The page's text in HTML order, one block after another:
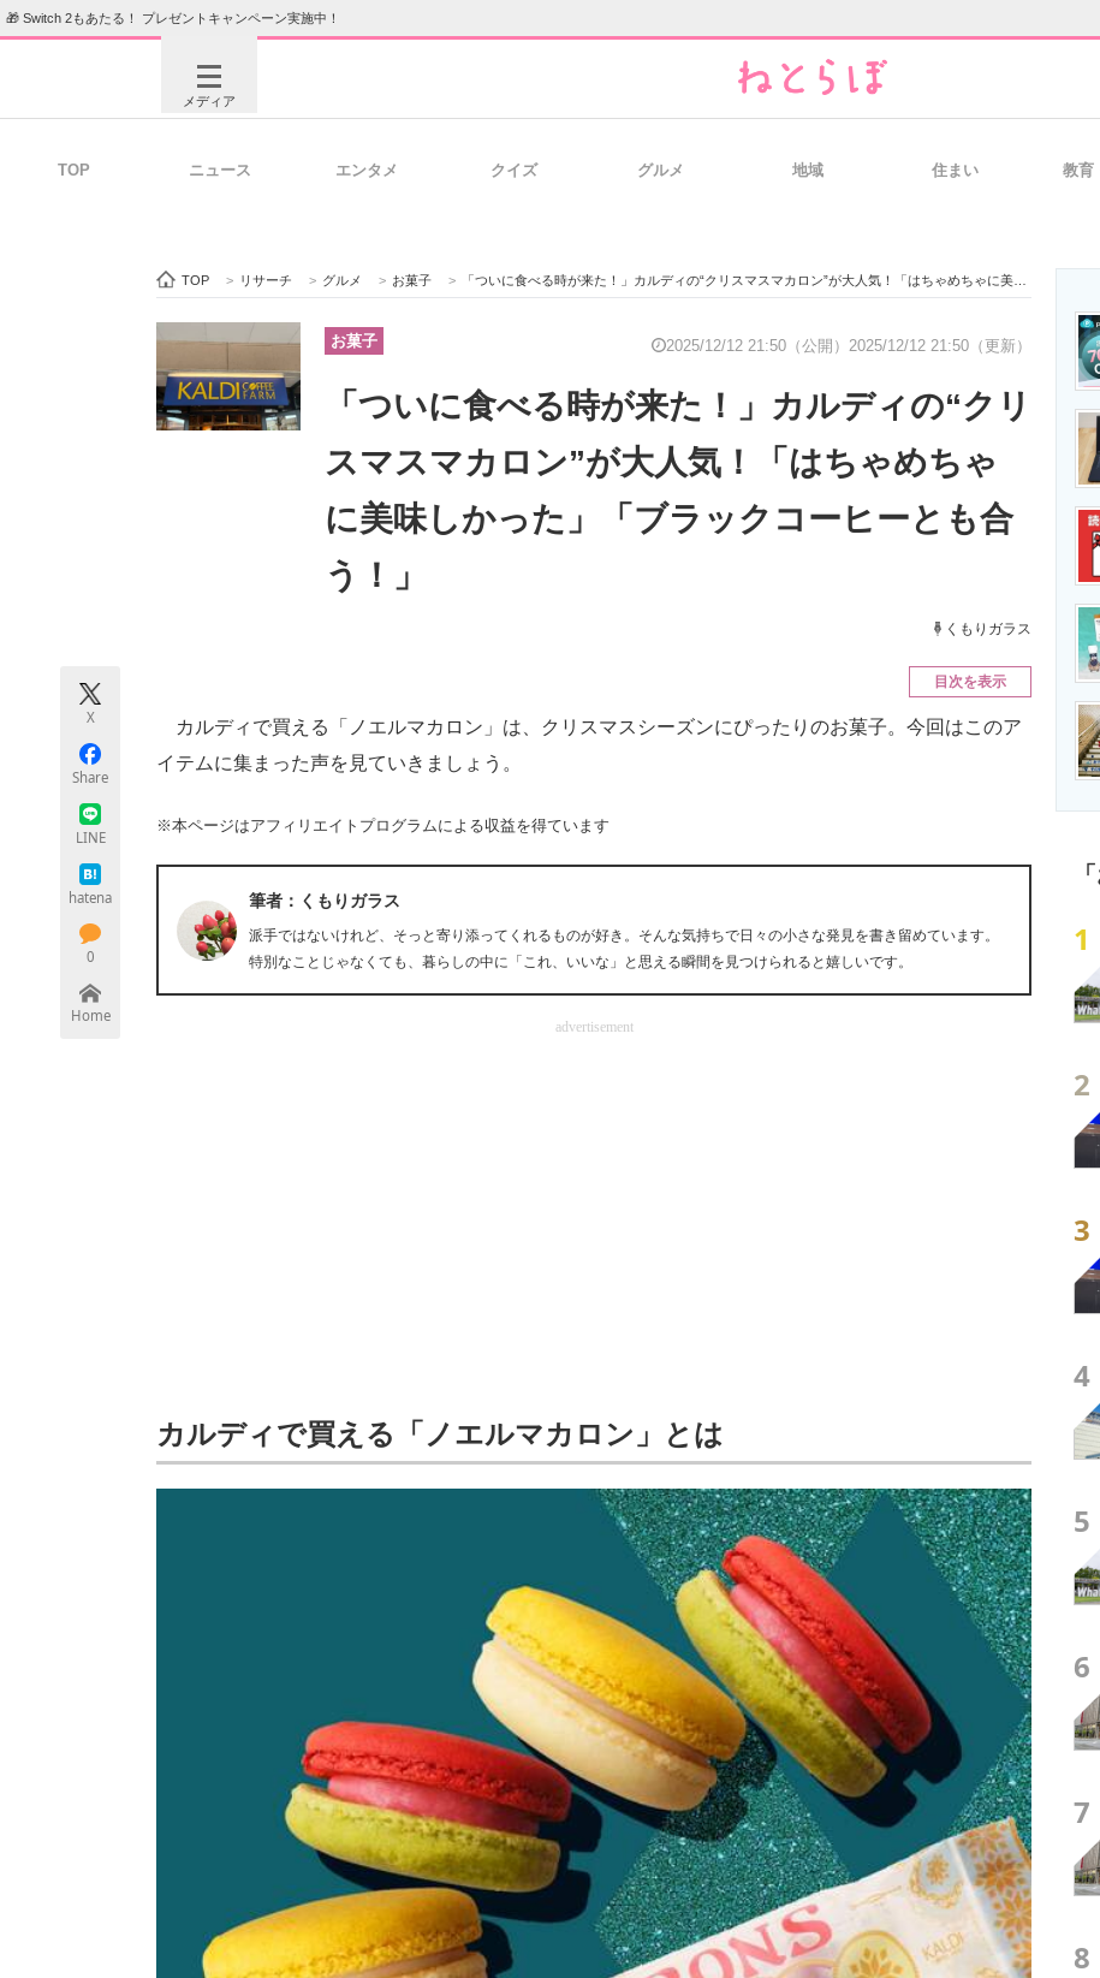
🎁 Switch 2もあたる！ プレゼントキャンペーン実施中！
メディア
ビジネスと働き方のヒント 経営リーダーのコ
企業向けIT製品の総合サイト 製造業のIT導入・活
エネルギーの専門
TOP ニュース エンタメ クイズ グルメ 地域 住まい 教育
TOP > リサーチ > グルメ > お菓子 > 「ついに食べる時が来た！」カルディの“クリスマスマカロン”が大人気！「はちゃめちゃに美味しかった」「ブラックコーヒーとも合う！」
お菓子 2025/12/12 21:50（公開） 2025/12/12 21:50（更新）
「ついに食べる時が来た！」カルディの“クリ
スマスマカロン”が大人気！「はちゃめちゃ
に美味しかった」「ブラックコーヒーとも合
う！」
くもりガラス
X
Share
LINE
hatena
0
Home
目次を表示
カルディで買える「ノエルマカロン」は、クリスマスシーズンにぴったりのお菓子。今回はこのア
イテムに集まった声を見ていきましょう。
※本ページはアフィリエイトプログラムによる収益を得ています
筆者：くもりガラス
派手ではないけれど、そっと寄り添ってくれるものが好き。そんな気持ちで日々の小さな発見を書き留めています。
特別なことじゃなくても、暮らしの中に「これ、いいな」と思える瞬間を見つけられると嬉しいです。
advertisement
カルディで買える「ノエルマカロン」とは
1
2
3
4
5
6
7
8